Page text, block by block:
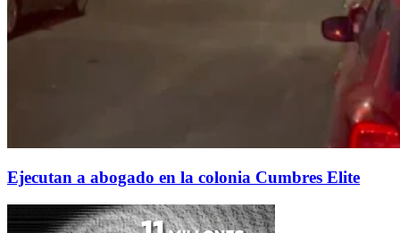
Ejecutan a abogado en la colonia Cumbres Elite